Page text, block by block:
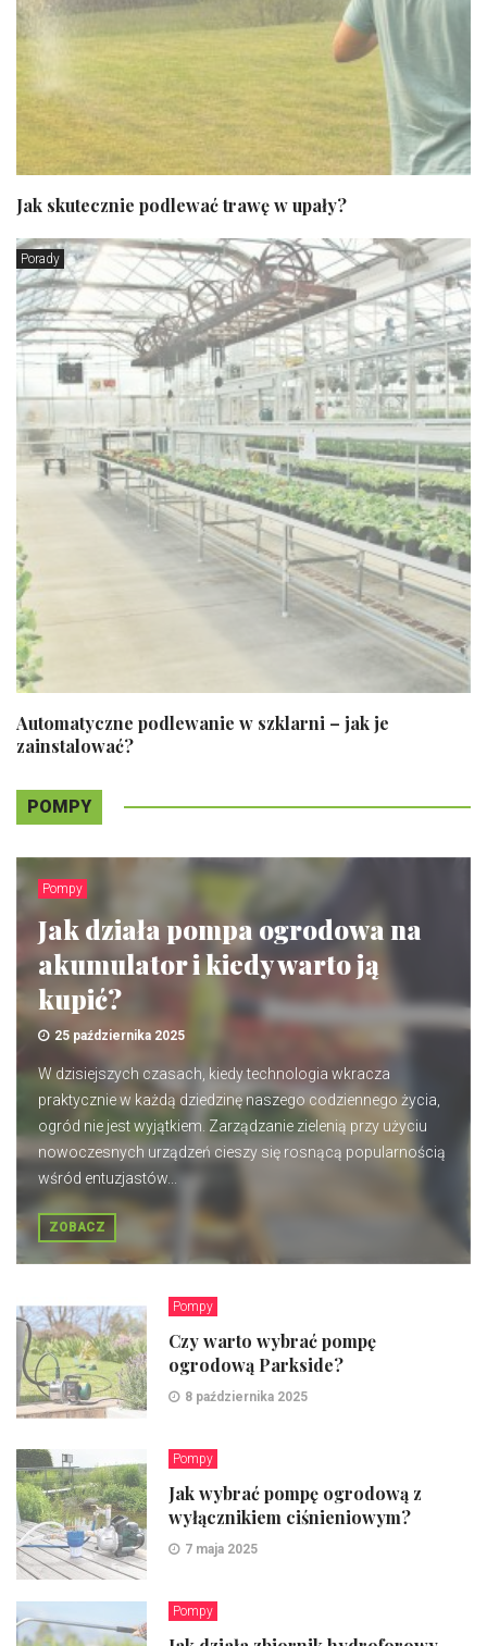
Jak skutecznie podlewać trawę w upały?
Porady
Automatyczne podlewanie w szklarni – jak je
zainstalować?
POMPY
Pompy
Jak działa pompa ogrodowa na
akumulator i kiedy warto ją
kupić?
25 października 2025
W dzisiejszych czasach, kiedy technologia wkracza
praktycznie w każdą dziedzinę naszego codziennego życia,
ogród nie jest wyjątkiem. Zarządzanie zielenią przy użyciu
nowoczesnych urządzeń cieszy się rosnącą popularnością
wśród entuzjastów...
ZOBACZ
Pompy
Czy warto wybrać pompę
ogrodową Parkside?
8 października 2025
Pompy
Jak wybrać pompę ogrodową z
wyłącznikiem ciśnieniowym?
7 maja 2025
Pompy